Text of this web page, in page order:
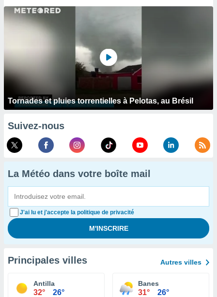
Tornades et pluies torrentielles à Pelotas, au Brésil
Suivez-nous
La Météo dans votre boîte mail
J'ai lu et j'accepte la politique de privacité
Principales villes Autres villes
Antilla
32° 26°
Banes
31° 26°